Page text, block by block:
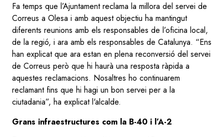
Fa temps que l’Ajuntament reclama la millora del servei de
Correus a Olesa i amb aquest objectiu ha mantingut
diferents reunions amb els responsables de l’oficina local,
de la regió, i ara amb els responsables de Catalunya. “Ens
han explicat que ara estan en plena reconversió del servei
de Correus però que hi haurà una resposta ràpida a
aquestes reclamacions. Nosaltres ho continuarem
reclamant fins que hi hagi un bon servei per a la
ciutadania”, ha explicat l'alcalde.
Grans infraestructures com la B-40 i l’A-2